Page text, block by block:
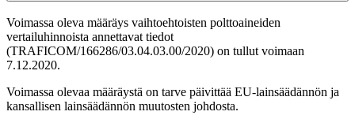
Voimassa oleva määräys vaihtoehtoisten polttoaineiden
vertailuhinnoista annettavat tiedot
(TRAFICOM/166286/03.04.03.00/2020) on tullut voimaan
7.12.2020.
Voimassa olevaa määräystä on tarve päivittää EU-lainsäädännön ja
kansallisen lainsäädännön muutosten johdosta.